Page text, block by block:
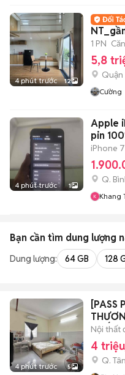
4 phút trước 12
1 PN
5,8
Quận
Cường
4 phút trước 1
Apple
pin
iPhone
Q.
Khang
Bạn cần tìm dung lượng
Dung lượng: 64 GB 128
4 phút trước 5
[PASS
THẤT
Nội thất
4
Q.